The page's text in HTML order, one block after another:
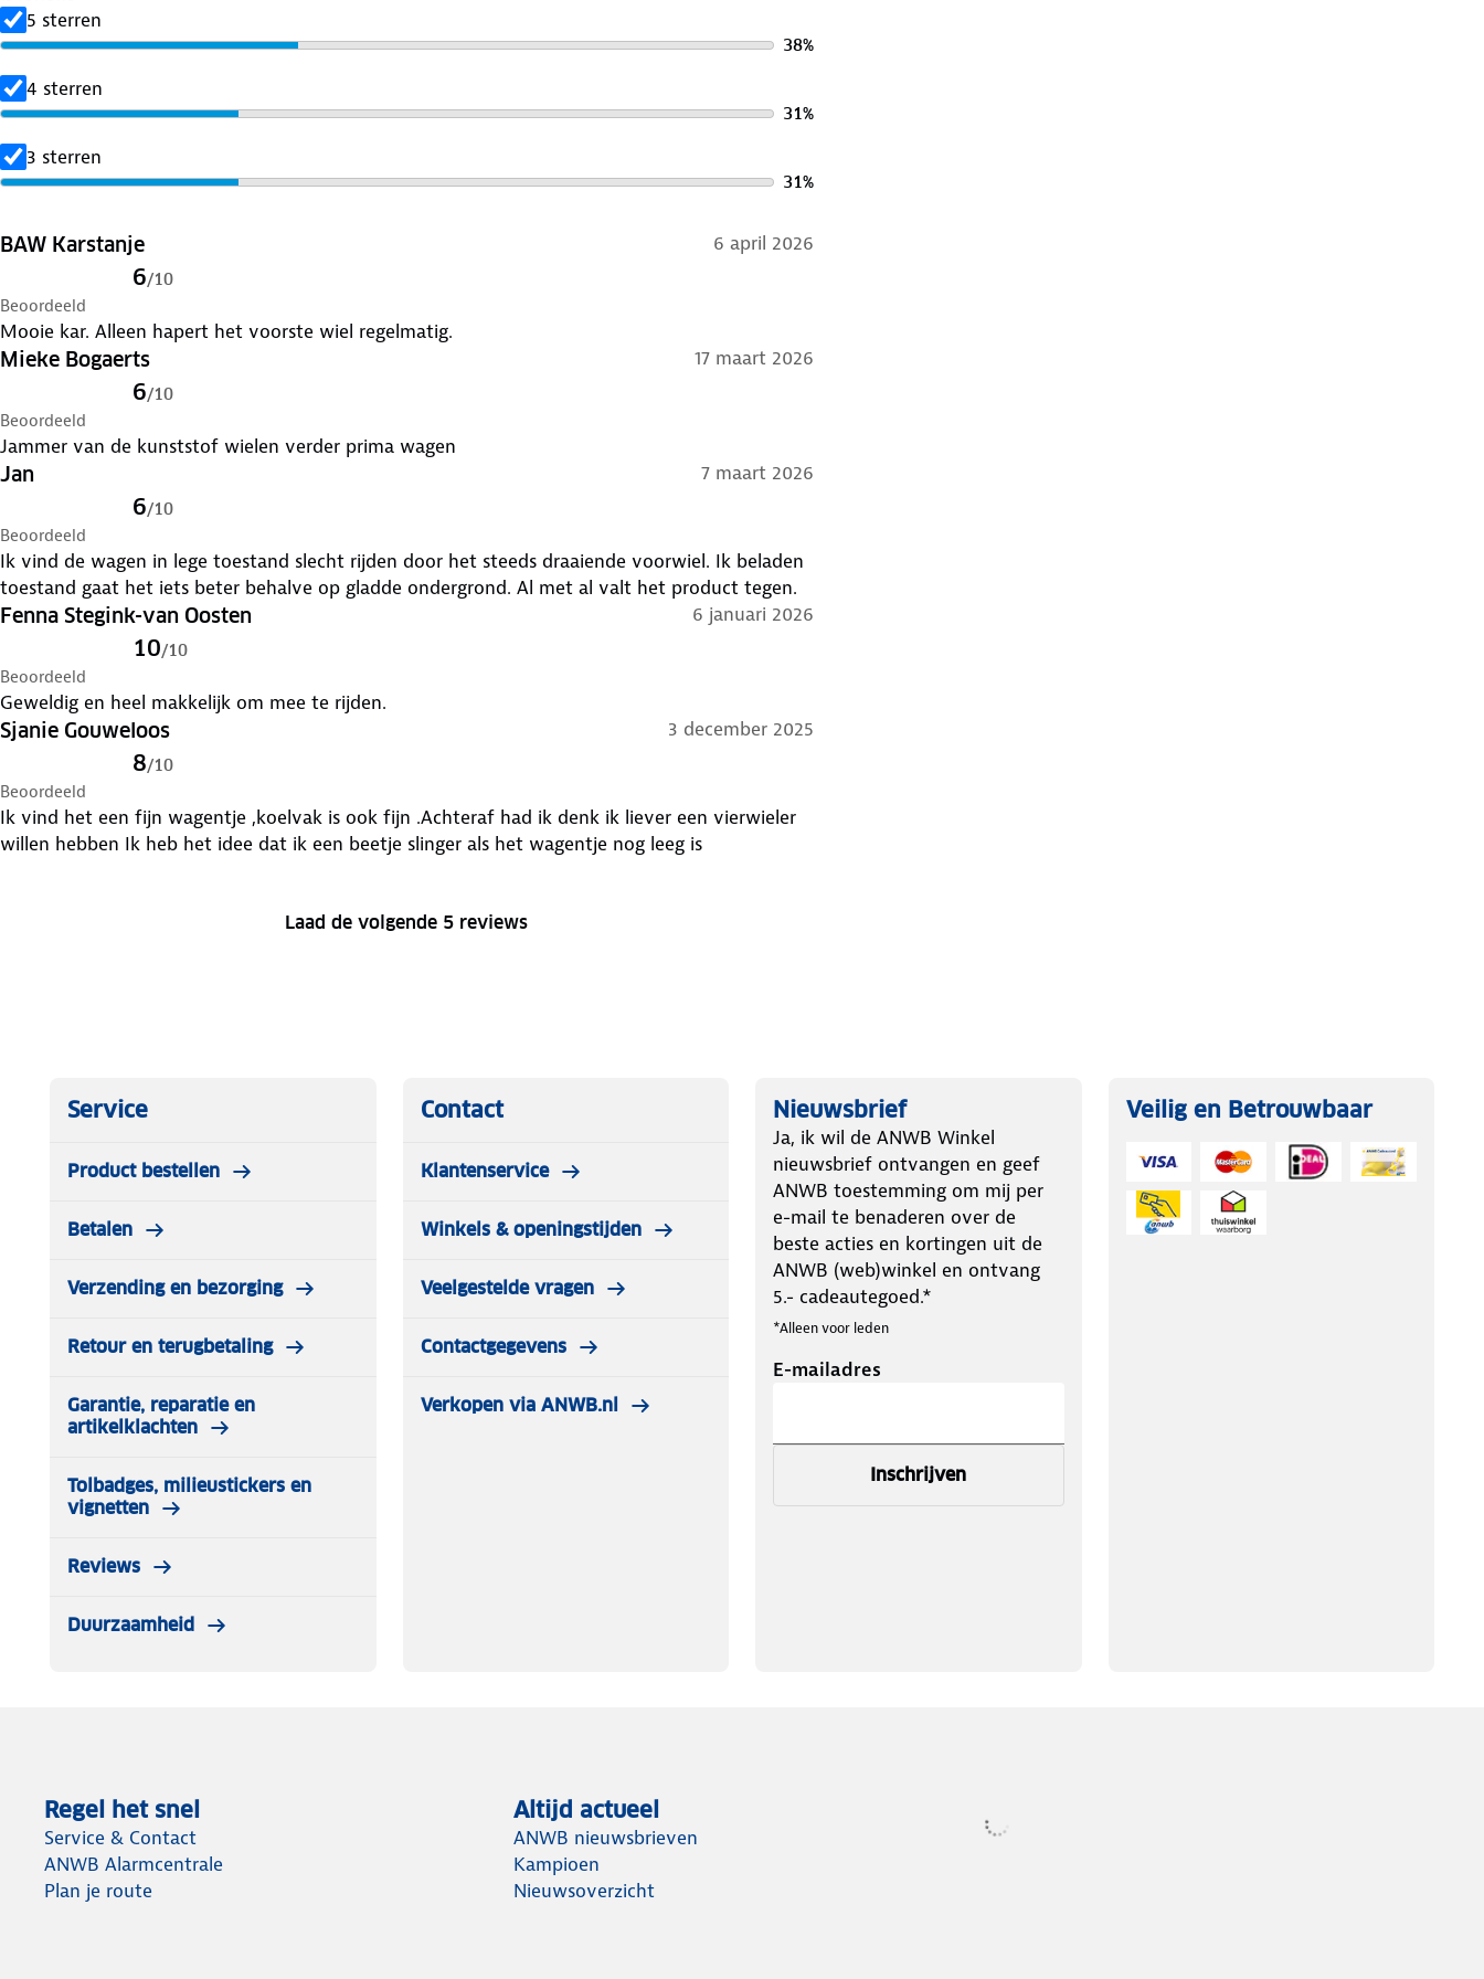
- Wendbaar: draait op drie wielen volledig om de eigen as.
- Uitgeklapt: 97 x 56 x 46 cm - Ingeklapt: 92 x 44 x 9 cm.
- Inhoud: 48 + 14 liter.
5 sterren
38%
4 sterren
31%
3 sterren
31%
BAW Karstanje 6 april 2026
6/10
Beoordeeld
Mooie kar. Alleen hapert het voorste wiel regelmatig.
Mieke Bogaerts 17 maart 2026
6/10
Beoordeeld
Jammer van de kunststof wielen verder prima wagen
Jan 7 maart 2026
6/10
Beoordeeld
Ik vind de wagen in lege toestand slecht rijden door het steeds draaiende voorwiel. Ik beladen
toestand gaat het iets beter behalve op gladde ondergrond. Al met al valt het product tegen.
Fenna Stegink-van Oosten 6 januari 2026
10/10
Beoordeeld
Geweldig en heel makkelijk om mee te rijden.
Sjanie Gouweloos 3 december 2025
8/10
Beoordeeld
Ik vind het een fijn wagentje ,koelvak is ook fijn .Achteraf had ik denk ik liever een vierwieler
willen hebben Ik heb het idee dat ik een beetje slinger als het wagentje nog leeg is
Laad de volgende 5 reviews
Service
Product bestellen
Betalen
Verzending en bezorging
Retour en terugbetaling
Garantie, reparatie en
artikelklachten
Tolbadges, milieustickers en
vignetten
Reviews
Duurzaamheid
Contact
Klantenservice
Winkels & openingstijden
Veelgestelde vragen
Contactgegevens
Verkopen via ANWB.nl
Nieuwsbrief
Ja, ik wil de ANWB Winkel
nieuwsbrief ontvangen en geef
ANWB toestemming om mij per
e-mail te benaderen over de
beste acties en kortingen uit de
ANWB (web)winkel en ontvang
5.- cadeautegoed.*
*Alleen voor leden
E-mailadres
Inschrijven
Veilig en Betrouwbaar
Regel het snel
Service & Contact
ANWB Alarmcentrale
Plan je route
Altijd actueel
ANWB nieuwsbrieven
Kampioen
Nieuwsoverzicht